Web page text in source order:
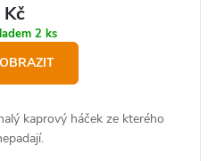
2 ks
kaprový háček ze kterého